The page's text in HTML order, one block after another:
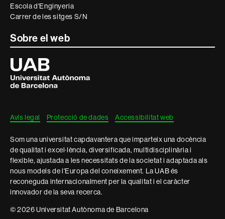
Escola d'Enginyeria
Carrer de les sitges S/N
Sobre el web
Universitat
Autònoma
de
Barcelona
Avís legal Protecció de dades Accessibilitat web
Som una universitat capdavantera que imparteix una docència
de qualitat i excel·lència, diversificada, multidisciplinària i
flexible, ajustada a les necessitats de la societat i adaptada als
nous models de l'Europa del coneixement. La UAB és
reconeguda internacionalment per la qualitat i el caràcter
innovador de la seva recerca.
© 2026 Universitat Autònoma de Barcelona